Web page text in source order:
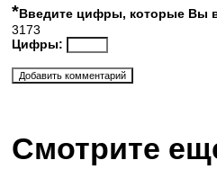
*Введите цифры, которые Вы
3173
Цифры:
Смотрите